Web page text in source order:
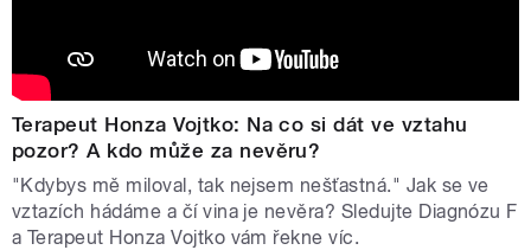
Terapeut Honza Vojtko: Na co si dát ve vztahu
pozor? A kdo může za nevěru?
"Kdybys mě miloval, tak nejsem nešťastná." Jak se ve
vztazích hádáme a čí vina je nevěra? Sledujte Diagnózu F
a Terapeut Honza Vojtko vám řekne víc.